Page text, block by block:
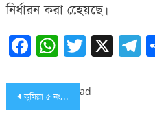
নির্ধারন করা হেেয়ছে।
Facebook
WhatsApp
Twitter
X
Post
কুমিল্লা ৫ নং ওয়ার্ড যুবলীগ কর্মী সভা অনুষ্ঠিত ad